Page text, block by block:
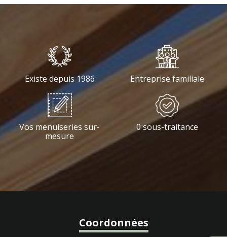
Existe depuis 1986 Entreprise familiale
Vos menuiseries sur-
mesure
0 sous-traitance
Coordonnées